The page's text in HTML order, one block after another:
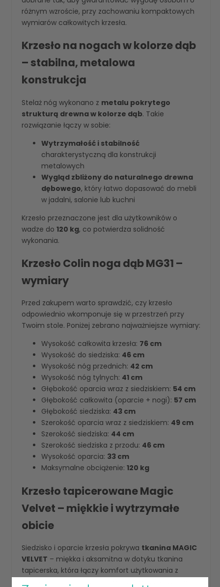
różnym wzroście, przy zachowaniu kompaktowych
wymiarów całkowitych krzesła.
Krzesło na nogach w kolorze dąb
– stabilna, metalowa
konstrukcja
Stelaż nóg wykonano z metalu pokrytego
strukturą drewna w kolorze dąb. Takie
rozwiązanie łączy w sobie:
Wytrzymałość i stabilność
charakterystyczną dla konstrukcji
metalowych
Wygląd zbliżony do naturalnego drewna
dębowego, który łatwo dopasować do mebli
w jadalni, salonie lub kuchni
Krzesło przeznaczone jest dla użytkowników o
wadze do 120 kg, co potwierdza solidność
wykonania.
Krzesło Colin noga dąb MG31 –
wymiary
Przed zakupem warto sprawdzić, czy krzesło
odpowiednio wkomponuje się w przestrzeń przy
Twoim stole. Poniżej zebrano najważniejsze wymiary:
Wysokość całkowita krzesła: 76 cm
Wysokość do siedziska: 46 cm
Wysokość nóg przednich: 42 cm
Wysokość nóg tylnych: 41 cm
Głębokość oparcia wraz z siedziskiem: 54 cm
Głębokość całkowita (oparcie + nogi): 57 cm
Głębokość siedziska: 43 cm
Szerokość oparcia wraz z siedziskiem: 49 cm
Szerokość siedziska: 44 cm
Szerokość siedziska z przodu: 46 cm
Wysokość oparcia: 33 cm
Maksymalne obciążenie: 120 kg
Krzesło tapicerowane Magic
Velvet – miękkie i wytrzymałe
obicie
Siedzisko i oparcie krzesła pokrywa tkanina MAGIC
VELVET – miękka i aksamitna w dotyku tkanina
tapicerska, która łączy komfort użytkowania z